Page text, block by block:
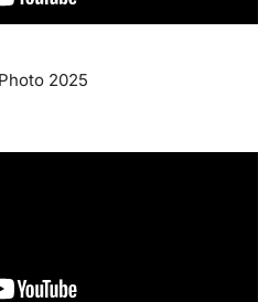
2025